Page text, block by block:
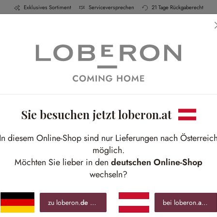
Exklusives Sortiment Serviceversprechen 21 Tage Rückgaberecht
Küche Schlafen Bad
€
inkl.
Sie besuchen jetzt loberon.at
In diesem Online-Shop sind nur Lieferungen nach Österreich
möglich.
Möchten Sie lieber in den deutschen Online-Shop
wechseln?
zu loberon.de bei loberon.at